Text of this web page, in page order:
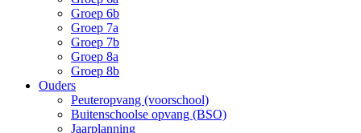
Groep 6b
Groep 7a
Groep 7b
Groep 8a
Groep 8b
Ouders
Peuteropvang (voorschool)
Buitenschoolse opvang (BSO)
Jaarplanning